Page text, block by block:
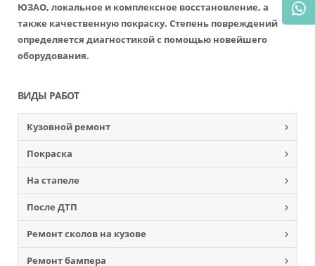
ЮЗАО, локальное и комплексное восстановление, а
также качественную покраску. Степень повреждений
определяется диагностикой с помощью новейшего
оборудования.
ВИДЫ РАБОТ
Кузовной ремонт
Покраска
На стапеле
После ДТП
Ремонт сколов на кузове
Ремонт бампера